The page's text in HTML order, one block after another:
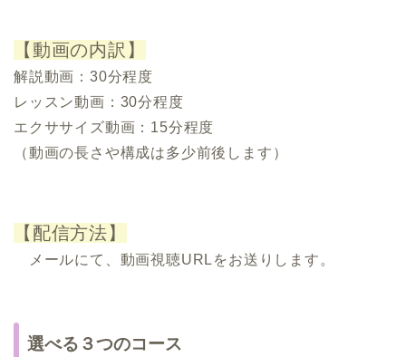
【動画の内訳】
解説動画：30分程度
レッスン動画：30分程度
エクササイズ動画：15分程度
（動画の長さや構成は多少前後します）
【配信方法】
メールにて、動画視聴URLをお送りします。
選べる３つのコース